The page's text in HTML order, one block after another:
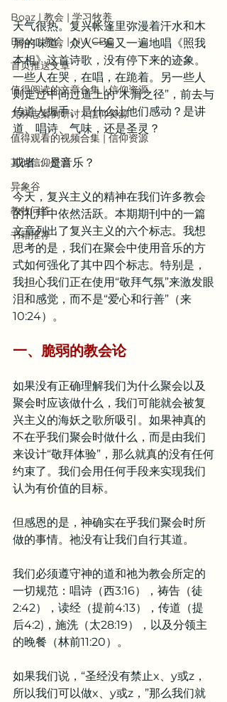
Boaz | 教会 | 学习牧养
Boaz | 教会 | NWCBC
首页推送文章
值得阅读的文章合集 | 信仰资源
九标志案例研讨 | 信仰资源
值得观看的视频合集 | 信仰资源
其他信仰资源
异象谷
教牧问答
书籍推荐
天气很热。复兴帐篷里弥漫着汗水和木
屑的味道。众人一遍又一遍地唱《照我
本相》这首诗歌，没有停下来的迹象。
一些人在哭，在唱，在跪着。另一些人
则走过中间过道上的“木屑之径”，前去与
传道人握手。是什么让他们感动？是讲
道、唱诗、气味，还是圣灵？
或者……是音乐？
今天，复兴主义的精神在我们许多教会
的礼拜中依然活跃。本期期刊中的一篇
文章列出了复兴主义的六个标志。我想
思考的是，我们在聚会中使用音乐的方
式如何强化了其中四个标志。特别是，
我担心我们正在使用“敬拜气氛”来激发眼
泪和感觉，而不是“爱心和行善”（来
10:24）。
一、脆弱的教会论
如果没有正确理解我们为什么聚会以及
聚会时应该做什么，我们可能就会被复
兴主义的海妖之歌所吸引。如果神真的
不在乎我们聚会时做什么，而是由我们
来设计“敬拜体验”，那么就真的没有任何
约束了。我们会用任何手段来实现我们
认为有价值的目标。
但感恩的是，神确实在乎我们聚会时所
做的事情。祂没有让我们自行其道。
我们必须遵守神的道和祂为教会所定的
一切规范：唱诗（西3:16），祷告（徒
2:42），读经（提前4:13），传道（提
后4:2)，施洗（太28:19），以及分领主
的晚餐（林前11:20）。
如果我们说，“圣经没有禁止x、y或z，
所以我们可以做x、y或z，”那么我们就